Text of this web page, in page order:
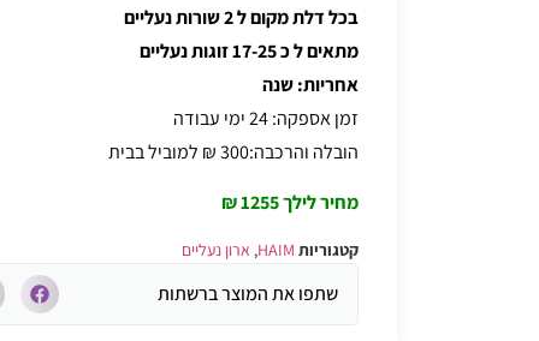
בכל דלת מקום ל 2 שורות נעליים
מתאים ל כ 17-25 זוגות נעליים
אחריות: שנה
זמן אספקה: 24 ימי עבודה
הובלה והרכבה:300 ₪ למוביל בבית
מחיר לילך 1255 ₪
קטגוריות HAIM
, ארון נעליים
שתפו את המוצר ברשתות